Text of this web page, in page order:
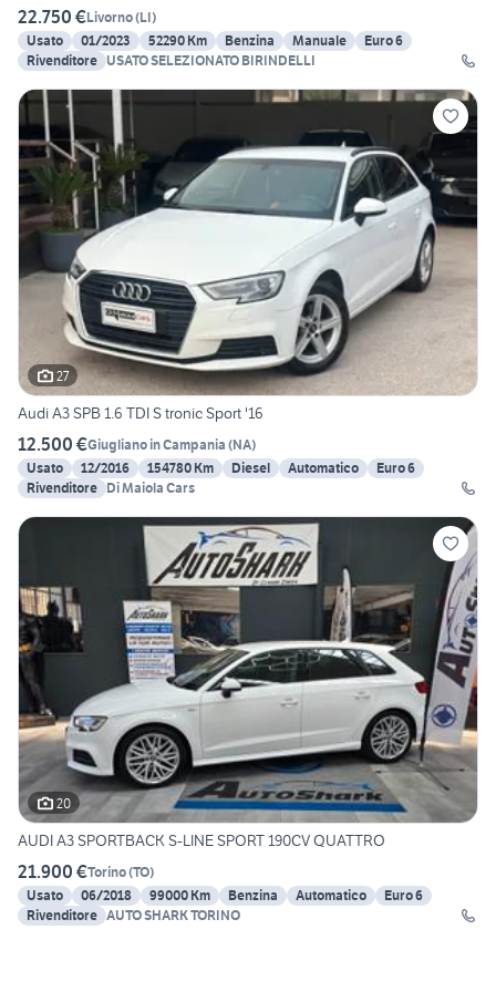
22.750 €Livorno(LI)
Usato
01/2023 52290 Km Benzina Manuale
Euro 6
Rivenditore USATO SELEZIONATO BIRINDELLI
27
Audi A3 SPB 1.6 TDI S tronic Sport '16
12.500 €Giugliano in Campania (NA)
Usato
12/2016 154780 Km Diesel Automatico
Euro 6
Rivenditore Di Maiola Cars
20
AUDI A3 SPORTBACK S-LINE SPORT 190CV QUATTRO
21.900 €Torino(TO)
Usato
06/2018 99000 Km Benzina Automatico
Euro 6
Rivenditore AUTO SHARK TORINO